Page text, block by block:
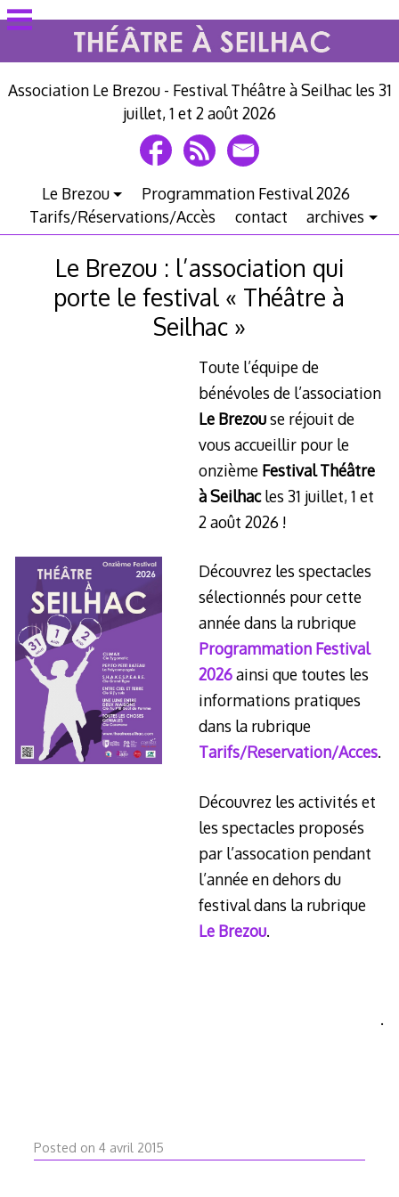
Voir
le
Association Le Brezou - Festival Théâtre à Seilhac les 31
juillet, 1 et 2 août 2026
Le Brezou
Programmation Festival 2026
Tarifs/Réservations/Accès
contact archives
Le Brezou : l’association qui
porte le festival « Théâtre à
Seilhac »
Toute l’équipe de
bénévoles de l’association
Le Brezouse réjouit de
vous accueillir pour le
onzièmeFestival Théâtre
à Seilhacles 31 juillet, 1 et
2 août 2026 !
Découvrez les spectacles
sélectionnés pour cette
année dans la rubrique
Programmation Festival
2026ainsi que toutes les
informations pratiques
dans la rubrique
Tarifs/Reservation/Acces.
Découvrez les activités et
les spectacles proposés
par l’assocation pendant
l’année en dehors du
festival dans la rubrique
Le Brezou.
.
Posted on 4 avril 201528